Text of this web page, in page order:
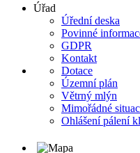
Úřad
Úřední deska
Povinné
GDPR
Kontakt
Dotace
Územní plán
Větrný mlýn
Mimořádné
Ohlášení pálení